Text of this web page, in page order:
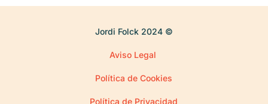
Jordi Folck 2024 ©
Aviso Legal
Política de Cookies
Política de Privacidad